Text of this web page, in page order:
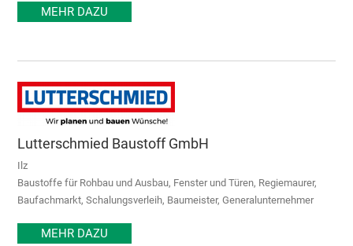
MEHR DAZU
Lutterschmied Baustoff GmbH
Ilz
Baustoffe für Rohbau und Ausbau, Fenster und Türen, Regiemaurer,
Baufachmarkt, Schalungsverleih, Baumeister, Generalunternehmer
MEHR DAZU